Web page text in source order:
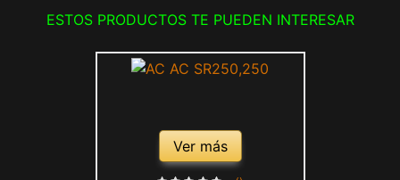
ESTOS PRODUCTOS TE PUEDEN INTERESAR
Ver más